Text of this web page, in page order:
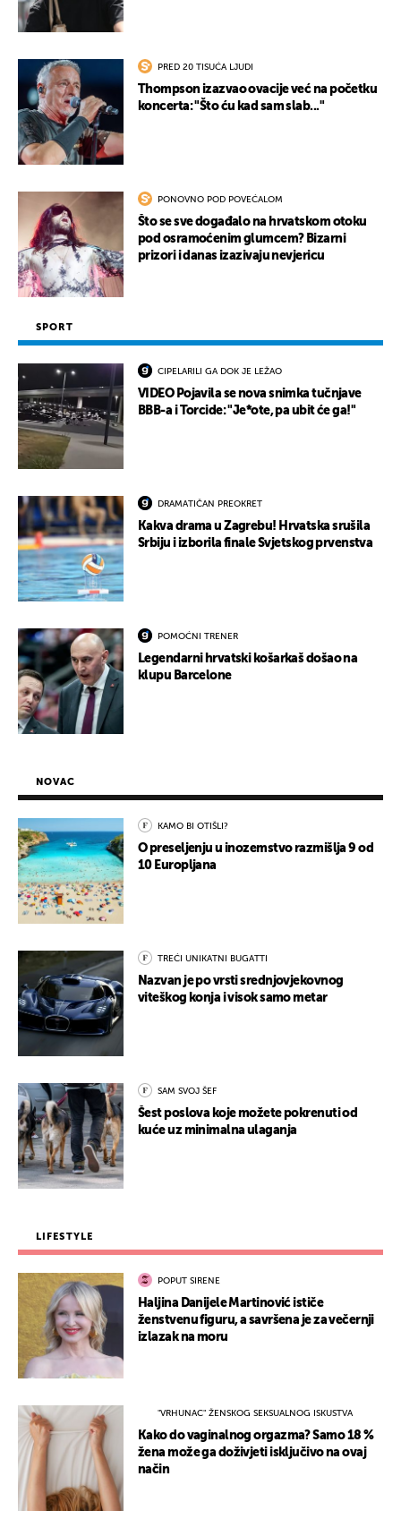
PRED 20 TISUĆA LJUDI
Thompson izazvao ovacije već na početku
koncerta: "Što ću kad sam slab..."
PONOVNO POD POVEĆALOM
Što se sve događalo na hrvatskom otoku
pod osramoćenim glumcem? Bizarni
prizori i danas izazivaju nevjericu
SPORT
CIPELARILI GA DOK JE LEŽAO
VIDEO Pojavila se nova snimka tučnjave
BBB-a i Torcide: "Je*ote, pa ubit će ga!"
DRAMATIČAN PREOKRET
Kakva drama u Zagrebu! Hrvatska srušila
Srbiju i izborila finale Svjetskog prvenstva
POMOĆNI TRENER
Legendarni hrvatski košarkaš došao na
klupu Barcelone
NOVAC
KAMO BI OTIŠLI?
O preseljenju u inozemstvo razmišlja 9 od
10 Europljana
TREĆI UNIKATNI BUGATTI
Nazvan je po vrsti srednjovjekovnog
viteškog konja i visok samo metar
SAM SVOJ ŠEF
Šest poslova koje možete pokrenuti od
kuće uz minimalna ulaganja
LIFESTYLE
POPUT SIRENE
Haljina Danijele Martinović ističe
ženstvenu figuru, a savršena je za večernji
izlazak na moru
"VRHUNAC" ŽENSKOG SEKSUALNOG ISKUSTVA
Kako do vaginalnog orgazma? Samo 18 %
žena može ga doživjeti isključivo na ovaj
način
UKLJUČITE NOTIFIKACIJE